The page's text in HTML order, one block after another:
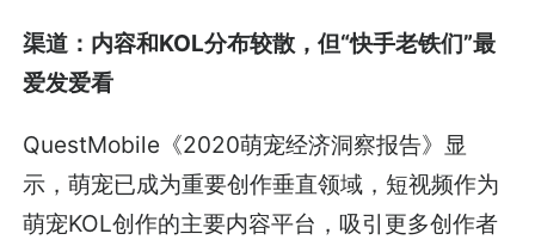
渠道：内容和KOL分布较散，但“快手老铁们”最
爱发爱看
QuestMobile《2020萌宠经济洞察报告》显
示，萌宠已成为重要创作垂直领域，短视频作为
萌宠KOL创作的主要内容平台，吸引更多创作者